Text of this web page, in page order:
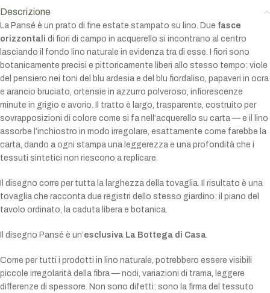
Descrizione
La Pansé è un prato di fine estate stampato su lino. Due fasce
orizzontali di fiori di campo in acquerello si incontrano al centro
lasciando il fondo lino naturale in evidenza tra di esse. I fiori sono
botanicamente precisi e pittoricamente liberi allo stesso tempo: viole
del pensiero nei toni del blu ardesia e del blu fiordaliso, papaveri in ocra
e arancio bruciato, ortensie in azzurro polveroso, infiorescenze
minute in grigio e avorio. Il tratto è largo, trasparente, costruito per
sovrapposizioni di colore come si fa nell’acquerello su carta — e il lino
assorbe l’inchiostro in modo irregolare, esattamente come farebbe la
carta, dando a ogni stampa una leggerezza e una profondità che i
tessuti sintetici non riescono a replicare.
Il disegno corre per tutta la larghezza della tovaglia. Il risultato è una
tovaglia che racconta due registri dello stesso giardino: il piano del
tavolo ordinato, la caduta libera e botanica.
Il disegno Pansé è un’esclusiva La Bottega di Casa.
Come per tutti i prodotti in lino naturale, potrebbero essere visibili
piccole irregolarità della fibra — nodi, variazioni di trama, leggere
differenze di spessore. Non sono difetti: sono la firma del tessuto